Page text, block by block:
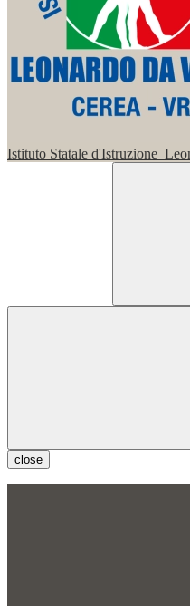
Istituto Statale d'Istruzione
close